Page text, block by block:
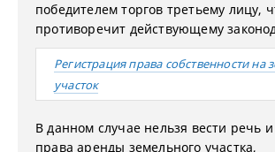
победителем торгов третьему лицу,
противоречит действующему
Регистрация права собственности на
участок
В данном случае нельзя вести речь
права аренды земельного участка,